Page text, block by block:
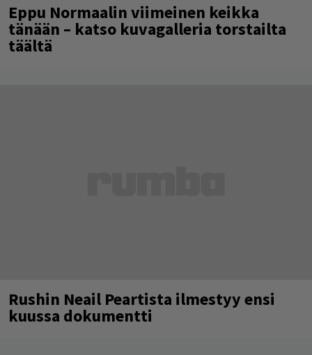
Eppu Normaalin viimeinen keikka
tänään – katso kuvagalleria torstailta
täältä
Rushin Neail Peartista ilmestyy ensi
kuussa dokumentti